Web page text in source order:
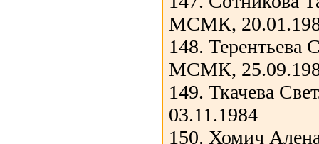
МСМК,
148. Терентьева
МСМК,
149. Ткачева
03.11.1984
150. Хомич